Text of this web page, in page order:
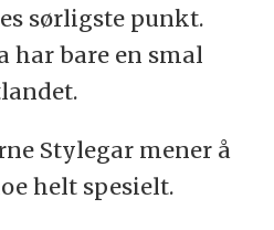
sørligste punkt.
har bare en smal
Stylegar mener å
helt spesielt.